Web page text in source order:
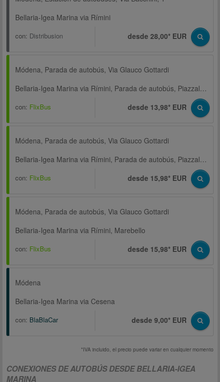
Bellaria-Igea Marina via Rímini
con: Distribusion desde 28,00* EUR
Módena, Parada de autobús, Via Glauco Gottardi
Bellaria-Igea Marina via Rímini, Parada de autobús, Piazzale adiacente Via Fada 49, Centro Studi
con: FlixBus desde 13,98* EUR
Módena, Parada de autobús, Via Glauco Gottardi
Bellaria-Igea Marina via Rímini, Parada de autobús, Piazzale adiacente Via Fada 49, Centro Studi
con: FlixBus desde 15,98* EUR
Módena, Parada de autobús, Via Glauco Gottardi
Bellaria-Igea Marina via Rímini, Marebello
con: FlixBus desde 15,98* EUR
Módena
Bellaria-Igea Marina via Cesena
con: BlaBlaCar desde 9,00* EUR
*IVA incluido, el precio puede variar en cualquier momento
CONEXIONES DE AUTOBÚS DESDE BELLARIA-IGEA
MARINA